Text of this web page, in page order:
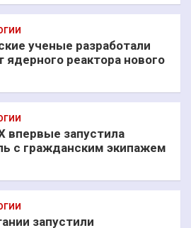
ученые разработали
ядерного реактора нового
впервые запустила
с гражданским экипажем
запустили